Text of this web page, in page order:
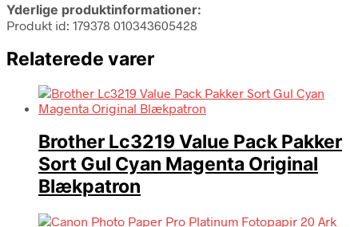
Yderlige produktinformationer:
Produkt id: 179378 010343605428
Relaterede varer
Brother Lc3219 Value Pack Pakker
Sort Gul Cyan Magenta Original
Blækpatron